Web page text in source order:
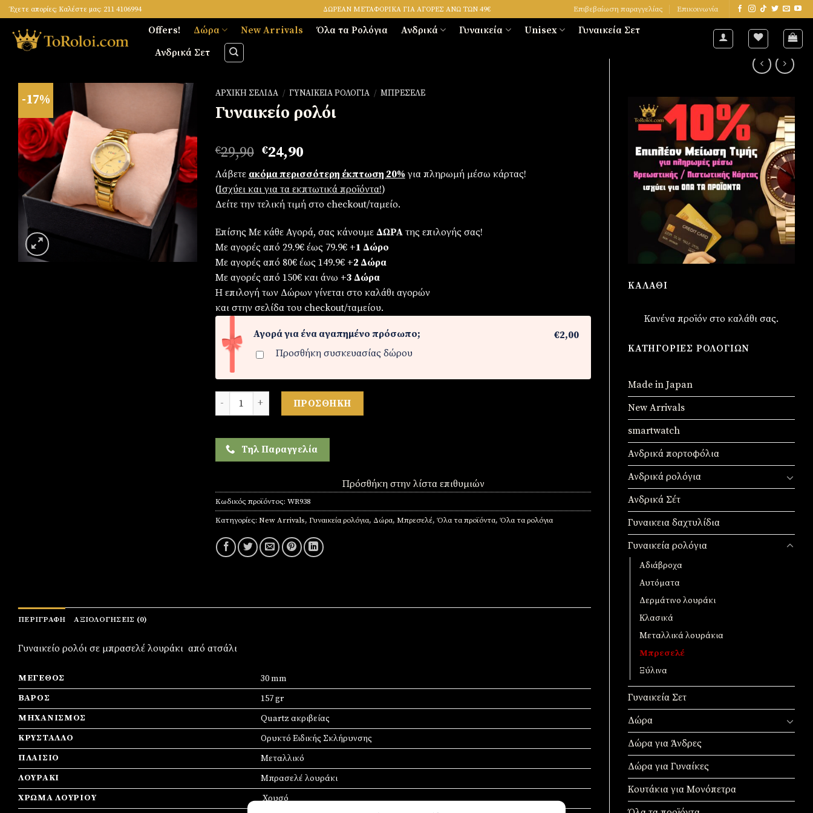
Skip
to
content
Έχετε απορίες; Καλέστε μας: 211 4106994 ΔΩΡΕΑΝ ΜΕΤΑΦΟΡΙΚΑ ΓΙΑ ΑΓΟΡΕΣ ΑΝΩ ΤΩΝ 49€ Επιβεβαίωση παραγγελίας Επικοινωνία
Offers! Δώρα New Arrivals Όλα τα Ρολόγια Ανδρικά Γυναικεία Unisex
Γυναικεία Σετ
Ανδρικά Σετ
ΚΑΛΆΘΙ
Κανένα προϊόν στο καλάθι σας.
ΚΑΤΗΓΟΡΊΕΣ ΡΟΛΟΓΙΏΝ
Made in Japan
New Arrivals
smartwatch
Ανδρικά πορτοφόλια
Ανδρικά ρολόγια
Ανδρικά Σέτ
Γυναικεια δαχτυλίδια
Γυναικεία ρολόγια
Αδιάβροχα
Αυτόματα
Δερμάτινο λουράκι
Κλασικά
Μεταλλικά λουράκια
Μπρεσελέ
Ξύλινα
Γυναικεία Σετ
Δώρα
Δώρα για Άνδρες
Δώρα για Γυναίκες
Κουτάκια για Μονόπετρα
-17%
Πρόσθήκη
στην
λίστα
επιθυμιών
ΑΡΧΙΚΉ ΣΕΛΊΔΑ / ΓΥΝΑΙΚΕΊΑ ΡΟΛΌΓΙΑ / ΜΠΡΕΣΕΛΈ
Γυναικείο ρολόι
€29,90 Original
price
was:
€29,90.
€24,90Η
τρέχουσα
τιμή
είναι:
€24,90.
Λάβετε ακόμα περισσότερη έκπτωση 20% για πληρωμή μέσω κάρτας!
(Iσχύει και για τα εκπτωτικά προϊόντα!)
Δείτε την τελική τιμή στο checkout/ταμείο.
Επίσης Με κάθε Αγορά, σας κάνουμε ΔΩΡΑτης επιλογής σας!
Με αγορές από 29.9€ έως 79.9€ +1 Δώρο
Με αγορές από 80€ έως 149.9€ +2 Δώρα
Με αγορές από 150€ και άνω +3 Δώρα
Η επιλογή των Δώρων γίνεται στο καλάθι αγορών
και στην σελίδα του checkout/ταμείου.
Αγορά για ένα αγαπημένο πρόσωπο;
Προσθήκη συσκευασίας δώρου
€2,00
ΠΡΟΣΘΉΚΗ
Τηλ Παραγγελία
Πρόσθήκη στην λίστα επιθυμιών
Κωδικός προϊόντος: WR938
Κατηγορίες: New Arrivals, Γυναικεία ρολόγια, Δώρα, Μπρεσελέ, Όλα τα προϊόντα, Όλα τα ρολόγια
ΠΕΡΙΓΡΑΦΉ ΑΞΙΟΛΟΓΉΣΕΙΣ (0)
Γυναικείο ρολόι σε μπρασελέ λουράκι από ατσάλι
ΜΈΓΕΘΟΣ
30 mm
ΒΆΡΟΣ
157 gr
ΜΗΧΑΝΙΣΜΌΣ
Quartz ακριβείας
ΚΡΎΣΤΑΛΛΟ
Ορυκτό Ειδικής Σκλήρυνσης
ΠΛΑΊΣΙΟ
Mεταλλικό
ΛΟΥΡΆΚΙ
Μπρασελέ λουράκι
ΧΡΏΜΑ ΛΟΥΡΙΟΎ
Χρυσό